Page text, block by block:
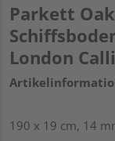
Parkett
London
190 x 19 cm, 14